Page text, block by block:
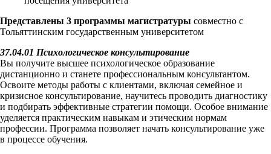
Представлены 3 программы магистратуры совместно с
Тольяттинским государственным университетом
37.04.01 Психологическое консультирование
Вы получите высшее психологическое образование
дистанционно и станете профессиональным консультантом.
Освоите методы работы с клиентами, включая семейное и
кризисное консультирование, научитесь проводить диагностику
и подбирать эффективные стратегии помощи. Особое внимание
уделяется практическим навыкам и этическим нормам
профессии. Программа позволяет начать консультирование уже
в процессе обучения.